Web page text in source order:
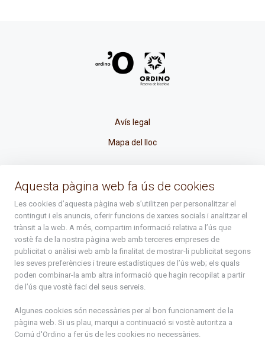
Avís legal
Mapa del lloc
atenciociutadana@ordino.ad
+376 878 100
De Dl. a Dv. : de 8 a 16h (els divendres a partir de l'1 de juny
fins al divendres de la setmana de Meritxell : de 8 a 14h)
Rep tota l'actualitat del Comú d'Ordino en el teu correu
Subscriu-te
Aquesta pàgina web fa ús de cookies
Les cookies d’aquesta pàgina web s’utilitzen per personalitzar el
contingut i els anuncis, oferir funcions de xarxes socials i analitzar el
trànsit a la web. A més, compartim informació relativa a l’ús que
vostè fa de la nostra pàgina web amb terceres empreses de
publicitat o anàlisi web amb la finalitat de mostrar-li publicitat segons
les seves preferències i treure estadístiques de l’ús web; els quals
poden combinar-la amb altra informació que hagin recopilat a partir
de l’ús que vostè faci del seus serveis.
Algunes cookies són necessàries per al bon funcionament de la
pàgina web. Si us plau, marqui a continuació si vostè autoritza a
Comú d'Ordino a fer ús de les cookies no necessàries.